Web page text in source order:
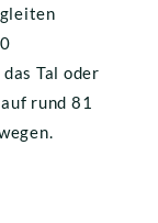
Tal oder
rund 81